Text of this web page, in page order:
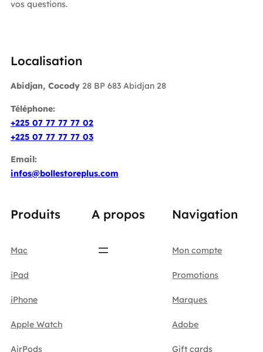
vos questions.
Localisation
Abidjan, Cocody28 BP 683 Abidjan 28
Téléphone:
+225 07 77 77 77 02
+225 07 77 77 77 03
Email:
infos@bollestoreplus.com
Produits
Mac
iPad
iPhone
Apple Watch
AirPods
A propos Navigation
Mon compte
Promotions
Marques
Adobe
Gift cards